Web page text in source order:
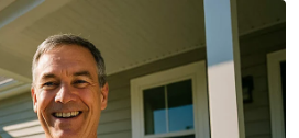
Sinar Harian.Klik di sini!